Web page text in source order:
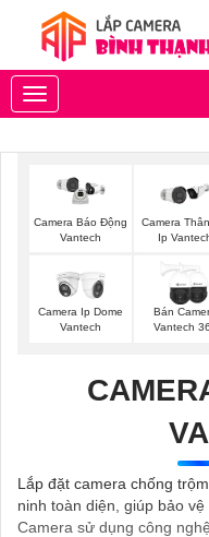
Toggle
navigation
Camera Báo Động
Vantech
Camera
Ip
Camera Ip Dome
Vantech
Bán
Vantech
Lắp đặt camera chống
ninh toàn diện, giúp bảo
Camera sử dụng công